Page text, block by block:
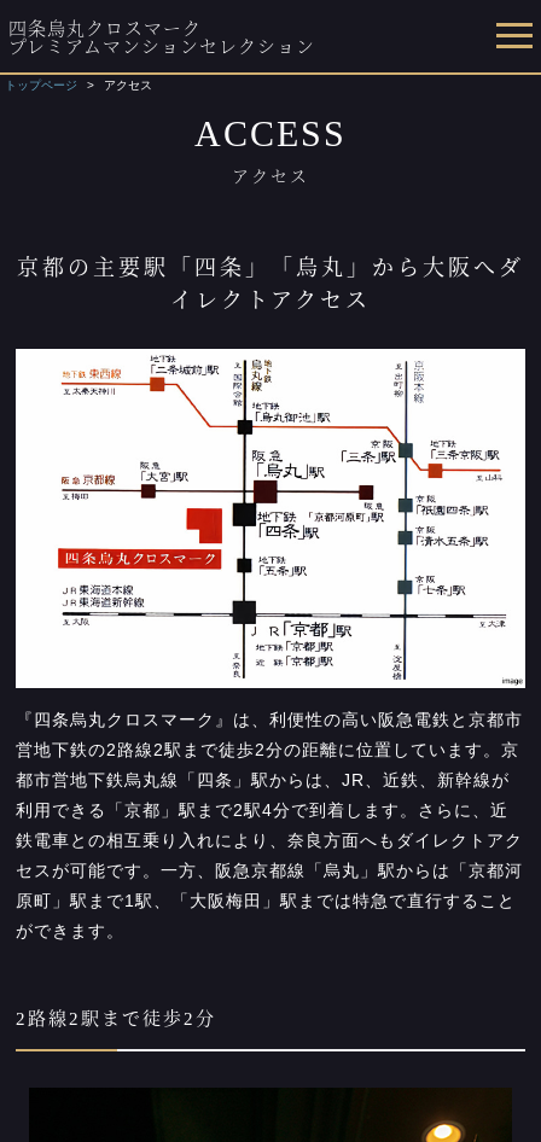
四条烏丸クロスマーク
プレミアムマンションセレクション
トップページ アクセス
ACCESS
アクセス
京都の主要駅「四条」「烏丸」から大阪へダ
イレクトアクセス
『四条烏丸クロスマーク』は、利便性の高い阪急電鉄と京都市
営地下鉄の2路線2駅まで徒歩2分の距離に位置しています。京
都市営地下鉄烏丸線「四条」駅からは、JR、近鉄、新幹線が
利用できる「京都」駅まで2駅4分で到着します。さらに、近
鉄電車との相互乗り入れにより、奈良方面へもダイレクトアク
セスが可能です。一方、阪急京都線「烏丸」駅からは「京都河
原町」駅まで1駅、「大阪梅田」駅までは特急で直行すること
ができます。
2路線2駅まで徒歩2分